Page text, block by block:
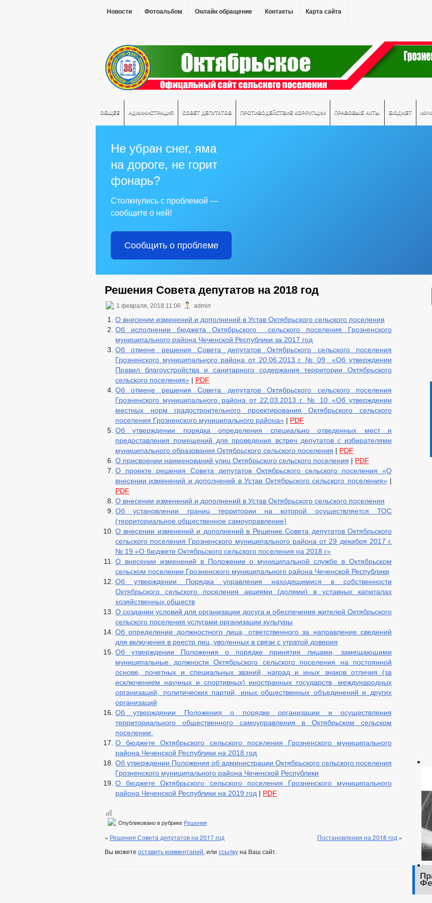
Новости Фотоальбом Онлайн обращение Контакты Карта сайта
ОБЩЕЕ АДМИНИСТРАЦИЯ СОВЕТ ДЕПУТАТОВ ПРОТИВОДЕЙСТВИЕ КОРРУПЦИИ ПРАВОВЫЕ АКТЫ БЮДЖЕТ
Не убран снег, яма
на дороге, не горит
фонарь?
Столкнулись с проблемой —
сообщите о ней!
Сообщить о проблеме
Решения Совета депутатов на 2018 год
1 февраля, 2018 11:06 admin
О внесении изменений и дополнений в Устав Октябрьского сельского поселения
Об исполнении бюджета Октябрьского сельского поселения Грозненского
муниципального района Чеченской Республики за 2017 год
Об отмене решения Совета депутатов Октябрьского сельского поселения
Грозненского муниципального района от 20.06.2013 г. № 09 «Об утверждении
Правил благоустройства и санитарного содержания территории Октябрьского
сельского поселения» | PDF
Об отмене решения Совета депутатов Октябрьского сельского поселения
Грозненского муниципального района от 22.03.2013 г. № 10 «Об утверждении
местных норм градостроительного проектирования Октябрьского сельского
поселения Грозненского муниципального района» | PDF
Об утверждении порядка определения специально отведенных мест и
предоставления помещений для проведения встреч депутатов с избирателями
муниципального образования Октябрьского сельского поселения | PDF
О присвоении наименований улиц Октябрьского сельского поселения | PDF
О проекте решения Совета депутатов Октябрьского сельского поселения «О
внесении изменений и дополнений в Устав Октябрьского сельского поселения»|
PDF
О внесении изменений и дополнений в Устав Октябрьского сельского поселения
Об установлении границ территории на которой осуществляется ТОС
(территориальное общественное самоуправление)
О внесении изменений и дополнений в Решение Совета депутатов Октябрьского
сельского поселения Грозненского муниципального района от 29 декабря 2017 г.
№ 19 «О бюджете Октябрьского сельского поселения на 2018 г»
О внесении изменений в Положение о муниципальной службе в Октябрьском
сельском поселении Грозненского муниципального района Чеченской Республики
Об утверждении Порядка управления находящимися в собственности
Октябрьского сельского поселения акциями (долями) в уставных капиталах
хозяйственных обществ
О создании условий для организации досуга и обеспечения жителей Октябрьского
сельского поселения услугами организации культуры
Об определении должностного лица, ответственного за направление сведений
для включения в реестр лиц, уволенных в связи с утратой доверия
Об утверждении Положения о порядке принятия лицами, замещающими
муниципальные должности Октябрьского сельского поселения на постоянной
основе, почетных и специальных званий, наград и иных знаков отличия (за
исключением научных и спортивных) иностранных государств, международных
организаций, политических партий, иных общественных объединений и других
организаций
Об утверждении Положения о порядке организации и осуществления
территориального общественного самоуправления в Октябрьском сельском
поселении.
О бюджете Октябрьского сельского поселения Грозненского муниципального
района Чеченской Республики на 2018 год
Об утверждении Положения об администрации Октябрьского сельского поселения
Грозненского муниципального района Чеченской Республики
О бюджете Октябрьского сельского поселения Грозненского муниципального
района Чеченской Республики на 2019 год | PDF
Опубликовано в рубрике Решения
« Решения Совета депутатов на 2017 год Постановления на 2018 год »
Вы можете оставить комментарий, или ссылкуна Ваш сайт.